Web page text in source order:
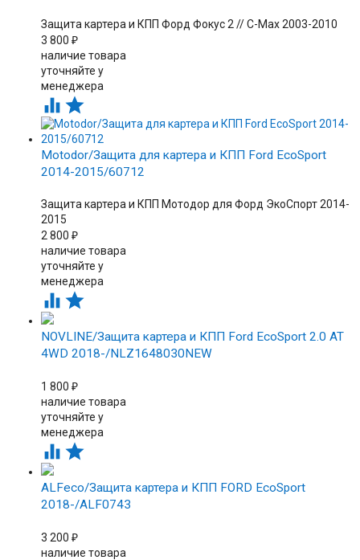
Защита картера и КПП Форд Фокус 2 // C-Max 2003-2010
3 800 ₽
наличие товара
уточняйте у
менеджера
 
Motodor/Защита для картера и КПП Ford EcoSport
2014-2015/60712
Защита картера и КПП Мотодор для Форд ЭкоСпорт 2014-
2015
2 800 ₽
наличие товара
уточняйте у
менеджера
 
NOVLINE/Защита картера и КПП Ford EcoSport 2.0 АТ
4WD 2018-/NLZ1648030NEW
1 800 ₽
наличие товара
уточняйте у
менеджера
 
ALFeco/Защита картера и КПП FORD EcoSport
2018-/ALF0743
3 200 ₽
наличие товара